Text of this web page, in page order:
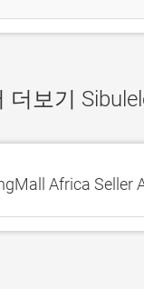
더보기
Africa Seller